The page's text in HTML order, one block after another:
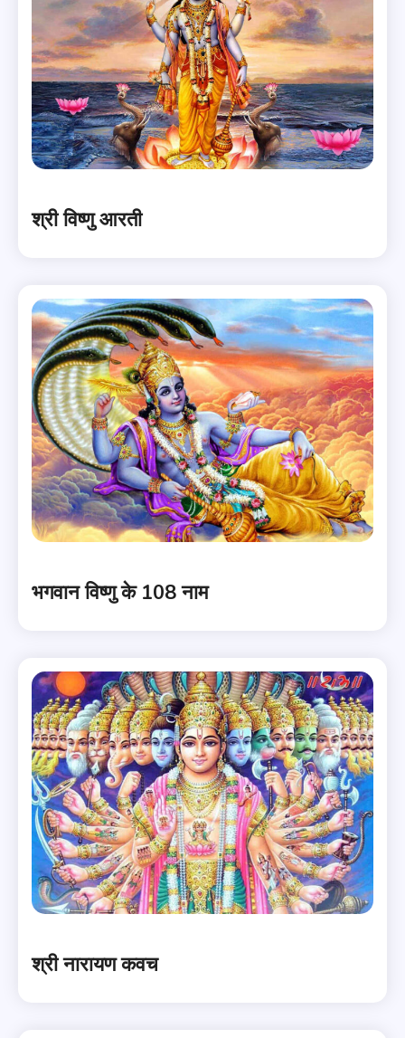
श्री विष्णु आरती
भगवान विष्णु के 108 नाम
श्री नारायण कवच